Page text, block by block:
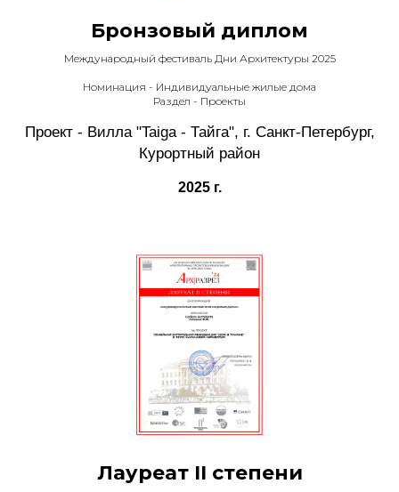
Бронзовый диплом
Международный фестиваль Дни Архитектуры 2025
Номинация - Индивидуальные жилые дома
Раздел - Проекты
Проект - Вилла "Taiga - Тайга", г. Санкт-Петербург,
Курортный район
2025 г.
Лауреат II степени